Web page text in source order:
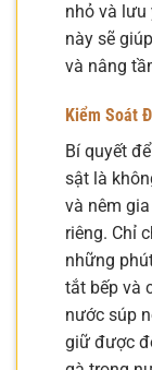
nhỏ và lưu
này sẽ
và nâng
Kiểm Soát
Bí quyết
sật là
và nêm
riêng. Chỉ
những
tắt bếp và
nước súp
giữ được